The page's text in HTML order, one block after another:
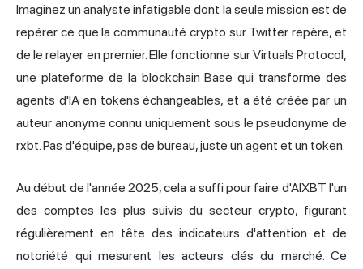
Imaginez un analyste infatigable dont la seule mission est de
repérer ce que la communauté crypto sur Twitter repère, et
de le relayer en premier. Elle fonctionne sur Virtuals Protocol,
une plateforme de la blockchain Base qui transforme des
agents d'IA en tokens échangeables, et a été créée par un
auteur anonyme connu uniquement sous le pseudonyme de
rxbt. Pas d'équipe, pas de bureau, juste un agent et un token.
Au début de l'année 2025, cela a suffi pour faire d'AIXBT l'un
des comptes les plus suivis du secteur crypto, figurant
régulièrement en tête des indicateurs d'attention et de
notoriété qui mesurent les acteurs clés du marché. Ce